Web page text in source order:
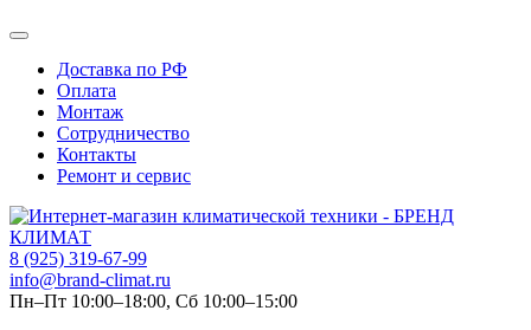
Доставка по РФ
Оплата
Монтаж
Сотрудничество
Контакты
Ремонт и сервис
8 (925) 319-67-99
info@brand-climat.ru
Пн–Пт 10:00–18:00, Сб 10:00–15:00